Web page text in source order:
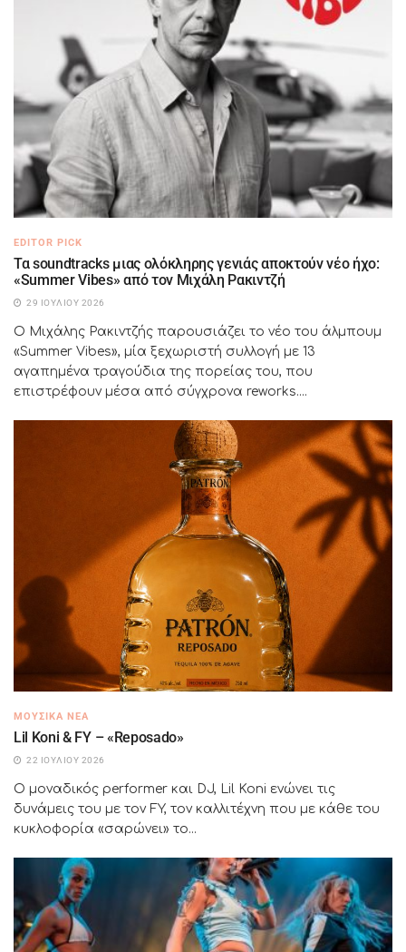
EDITOR PICK
Τα soundtracks μιας ολόκληρης γενιάς αποκτούν νέο ήχο:
«Summer Vibes» από τον Μιχάλη Ρακιντζή
29 ΙΟΥΛΊΟΥ 2026
Ο Μιχάλης Ρακιντζής παρουσιάζει το νέο του άλμπουμ
«Summer Vibes», μία ξεχωριστή συλλογή με 13
αγαπημένα τραγούδια της πορείας του, που
επιστρέφουν μέσα από σύγχρονα reworks....
ΜΟΥΣΙΚΆ ΝΈΑ
Lil Koni & FY – «Reposado»
22 ΙΟΥΛΊΟΥ 2026
Ο μοναδικός performer και DJ, Lil Koni ενώνει τις
δυνάμεις του με τον FY, τον καλλιτέχνη που με κάθε του
κυκλοφορία «σαρώνει» το...